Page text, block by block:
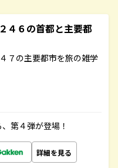
６の首都と主要都
７の主要都市を旅の雑学
第４弾が登場！
詳細を見る